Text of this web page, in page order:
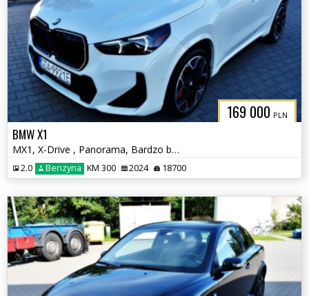
169 000 PLN
BMW X1
MX1, X-Drive , Panorama, Bardzo bogate wyposażenie
2.0 Benzyna KM 300 2024 18700